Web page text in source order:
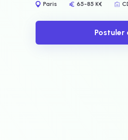
Paris 65-85 K€